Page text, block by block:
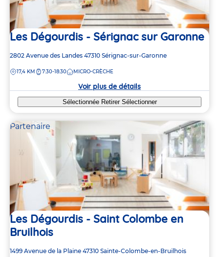
Les Dégourdis - Sérignac sur Garonne
Adresse
la
2802 Avenue des Landes 47310 Sérignac-sur-Garonne
DISTANCE
17,4 KM 7:30-18:30 MICRO-CRÈCHE
Voir plus de détails
Sélectionnée Retirer Sélectionner
Partenaire
Les Dégourdis - Saint Colombe en
Bruilhois
Adresse
1499 Avenue de la Plaine 47310 Sainte-Colombe-en-Bruilhois